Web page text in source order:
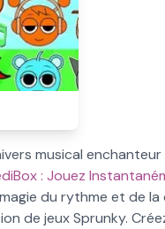
musical
: Jouez
du rythme et de
de jeux Sprunky.